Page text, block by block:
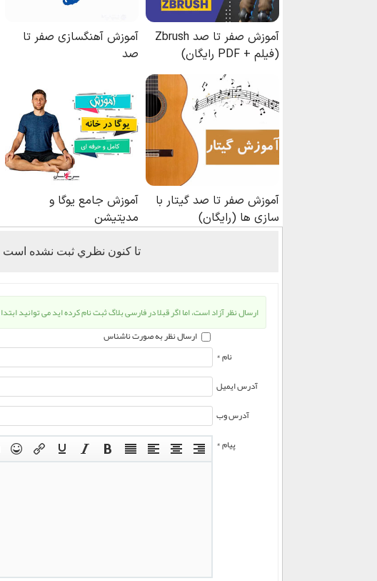
تا كنون نظري ثبت نشده است
ارسال نظر آزاد است، اما اگر قبلا در فارسی بلاگ ثبت نام کرده اید می توانید ابتدا
ارسال نظر به صورت ناشناس
نام *
آدرس ایمیل
آدرس وب
پیام *